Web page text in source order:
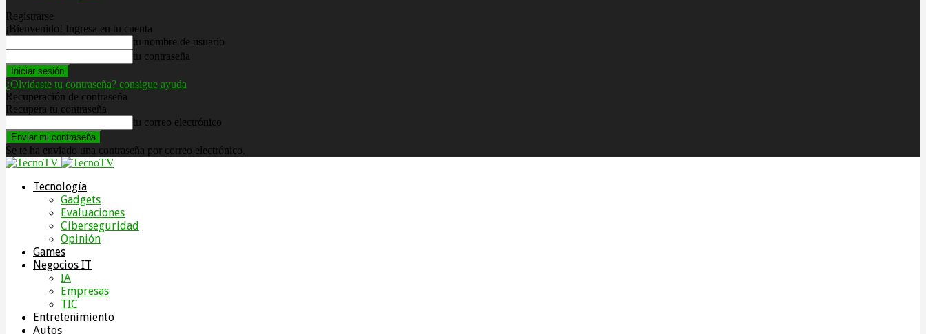
Registrarse
¡Bienvenido! Ingresa en tu cuenta
tu nombre de usuario
tu contraseña
¿Olvidaste tu contraseña? consigue ayuda
Recuperación de contraseña
Recupera tu contraseña
tu correo electrónico
Se te ha enviado una contraseña por correo electrónico.
Tecnología
Gadgets
Evaluaciones
Ciberseguridad
Opinión
Games
Negocios IT
IA
Empresas
TIC
Entretenimiento
Autos